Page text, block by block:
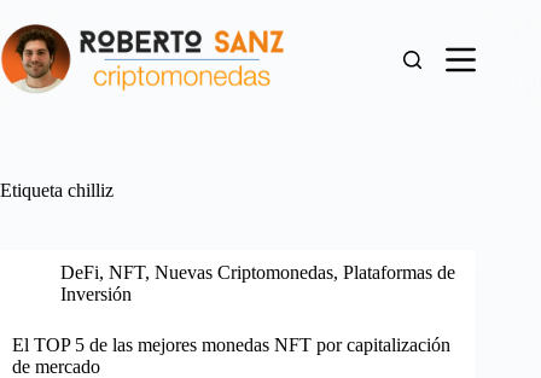
al
contenido
Etiqueta chilliz
DeFi, NFT, Nuevas Criptomonedas, Plataformas de
Inversión
El TOP 5 de las mejores monedas NFT por capitalización
de mercado